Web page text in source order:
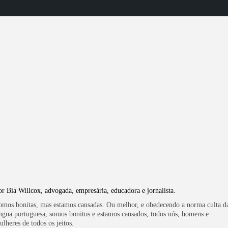
Bia Willcox, advogada, empresária, educadora e jornalista.
bonitas, mas estamos cansadas. Ou melhor, e obedecendo a norma culta
portuguesa, somos bonitos e estamos cansados, todos nós, homens e
de todos os jeitos.